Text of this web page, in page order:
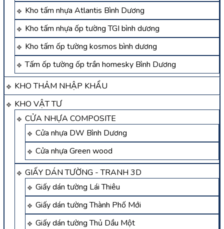
Kho tấm nhựa Atlantis Bình Dương
Kho tấm nhựa ốp tường TGI bình dương
Kho tấm ốp tường kosmos bình dương
Tấm ốp tường ốp trần homesky Bình Dương
KHO THẢM NHẬP KHẨU
KHO VẬT TƯ
CỬA NHỰA COMPOSITE
Cửa nhựa DW Bình Dương
Cửa nhựa Green wood
GIẤY DÁN TƯỜNG - TRANH 3D
Giấy dán tường Lái Thiêu
Giấy dán tường Thành Phố Mới
Giấy dán tường Thủ Dầu Một